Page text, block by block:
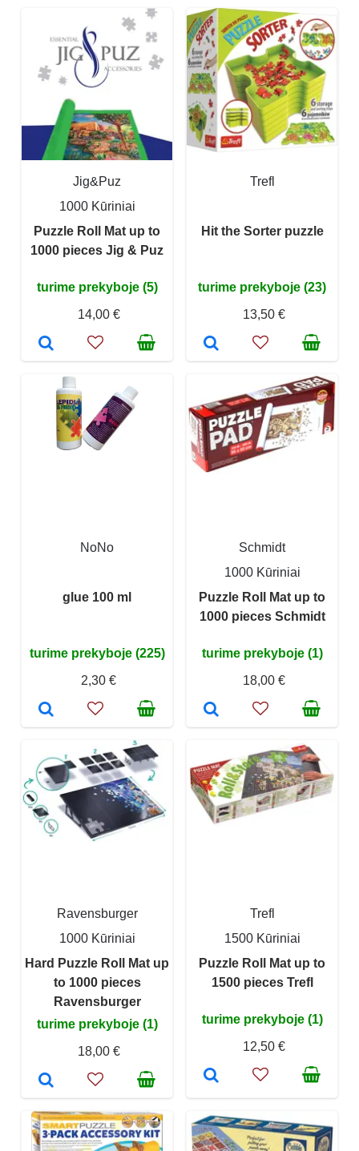
Jig&Puz
1000 Kūriniai
Puzzle Roll Mat up to
1000 pieces Jig & Puz
turime prekyboje (5)
14,00 €
Trefl
Hit the Sorter puzzle
turime prekyboje (23)
13,50 €
NoNo
glue 100 ml
turime prekyboje (225)
2,30 €
Schmidt
1000 Kūriniai
Puzzle Roll Mat up to
1000 pieces Schmidt
turime prekyboje (1)
18,00 €
Ravensburger
1000 Kūriniai
Hard Puzzle Roll Mat up
to 1000 pieces
Ravensburger
turime prekyboje (1)
18,00 €
Trefl
1500 Kūriniai
Puzzle Roll Mat up to
1500 pieces Trefl
turime prekyboje (1)
12,50 €